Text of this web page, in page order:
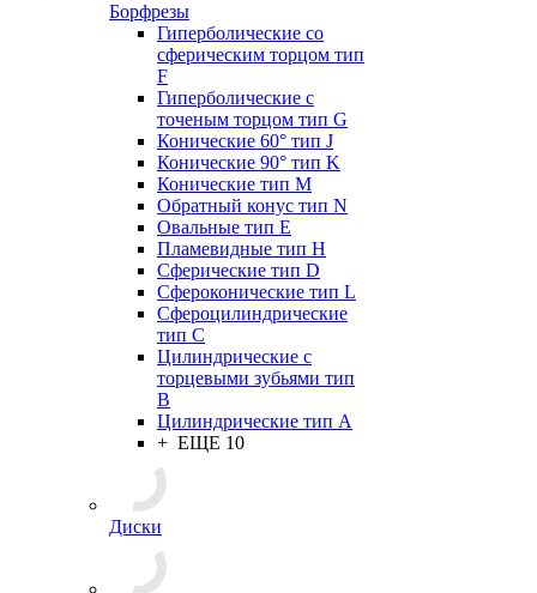
Борфрезы
Гиперболические cо
сферическим торцом тип
F
Гиперболические с
точеным торцом тип G
Конические 60° тип J
Конические 90° тип K
Конические тип M
Обратный конус тип N
Овальные тип E
Пламевидные тип H
Сферические тип D
Сфероконические тип L
Сфероцилиндрические
тип C
Цилиндрические с
торцевыми зубьями тип
B
Цилиндрические тип А
+ ЕЩЕ 10
Диски